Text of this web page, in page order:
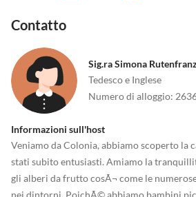
Contatto
Sig.ra Simona
Tedesco e Inglese
Numero di alloggio:
Informazioni sull'host
Veniamo da Colonia, abbiamo scoperto la
stati subito entusiasti. Amiamo la
gli alberi da frutto cosÃ¬ come le